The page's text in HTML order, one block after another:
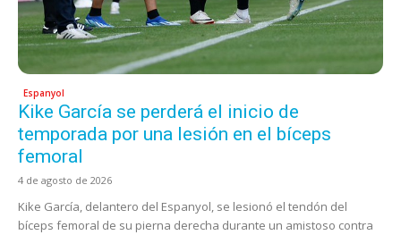
Espanyol
Kike García se perderá el inicio de
temporada por una lesión en el bíceps
femoral
4 de agosto de 2026
Kike García, delantero del Espanyol, se lesionó el tendón del
bíceps femoral de su pierna derecha durante un amistoso contra